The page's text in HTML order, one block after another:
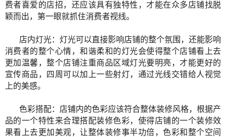
费者喜爱的店招，还应该具有独特性，才能在众多店铺找脱
颖而出，第一眼就抓住消费者视线。
店内灯光：灯光可以直接影响店铺的整个氛围，还能影响
消费者的整个心情，和谐柔和的灯光会使得整个店铺看上去
更加温馨，整个店铺注重商品区域灯光要明亮，才能更好的
宣传商品，四周可以加上一些射灯，通过光线交错给人视觉
上的美感。
色彩搭配：店铺内的色彩应该符合整体装修风格，根据产
品的一个特性来合理搭配装修色彩，使得店铺的一个装修效
果看上去更加美观，让整体装修事半功倍，色彩和整个空间